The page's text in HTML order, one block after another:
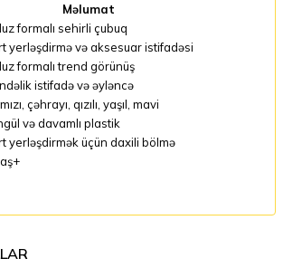
Məlumat
formalı sehirli çubuq
yerləşdirmə və aksesuar istifadəsi
formalı trend görünüş
istifadə və əyləncə
çəhrayı, qızılı, yaşıl, mavi
və davamlı plastik
yerləşdirmək üçün daxili bölmə